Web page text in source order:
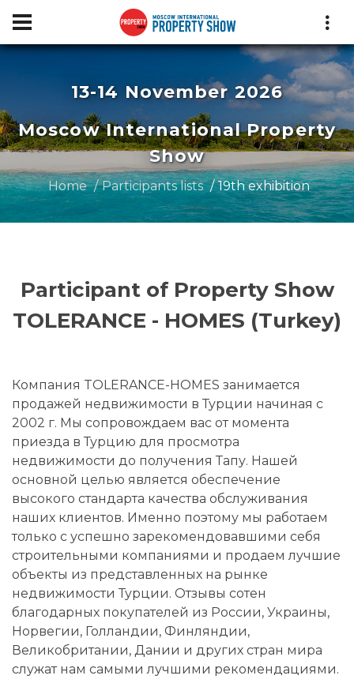
13-14 November 2026
Moscow International Property
Show
Home Participants lists 19th exhibition
Participant of Property Show
TOLERANCE - HOMES (Turkey)
Компания TOLERANCE-HOMES занимается
продажей недвижимости в Турции начиная с
2002 г. Мы сопровождаем вас от момента
приезда в Турцию для просмотра
недвижимости до получения Тапу. Нашей
основной целью является обеспечение
высокого стандарта качества обслуживания
наших клиентов. Именно поэтому мы работаем
только с успешно зарекомендовавшими себя
строительными компаниями и продаем лучшие
объекты из представленных на рынке
недвижимости Турции. Отзывы сотен
благодарных покупателей из России, Украины,
Норвегии, Голландии, Финляндии,
Великобритании, Дании и других стран мира
служат нам самыми лучшими рекомендациями.